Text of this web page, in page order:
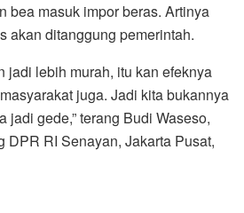
bea masuk impor beras. Artinya
akan ditanggung pemerintah.
jadi lebih murah, itu kan efeknya
juga. Jadi kita bukannya
jadi gede,” terang Budi Waseso,
DPR RI Senayan, Jakarta Pusat,